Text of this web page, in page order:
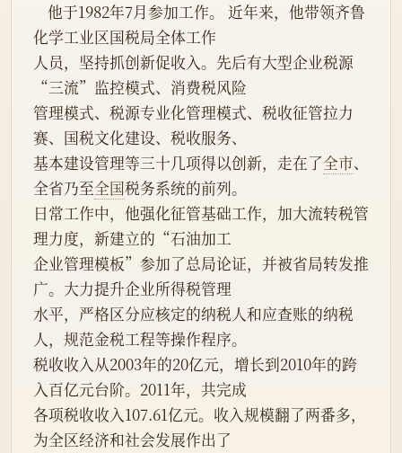
化学工业区国税局全体工作
人员，坚持抓创新促收入。先后有大型企业税源
“三流”监控模式、消费税风险
管理模式、税源专业化管理模式、税收征管拉力
赛、国税文化建设、税收服务、
基本建设管理等三十几项得以创新，走在了全市、
全省乃至全国税务系统的前列。
日常工作中，他强化征管基础工作，加大流转税管
理力度，新建立的“石油加工
企业管理模板”参加了总局论证，并被省局转发推
广。大力提升企业所得税管理
水平，严格区分应核定的纳税人和应查账的纳税
人，规范金税工程等操作程序。
税收收入从2003年的20亿元，增长到2010年的跨
入百亿元台阶。2011年，共完成
各项税收收入107.61亿元。收入规模翻了两番多，
为全区经济和社会发展作出了